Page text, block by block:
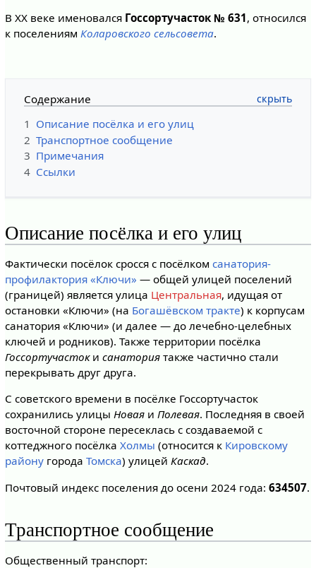
В XX веке именовался Госсортучасток № 631, относился
к поселениям Коларовского сельсовета.
Содержание
1 Описание посёлка и его улиц
2 Транспортное сообщение
3 Примечания
4 Ссылки
Описание посёлка и его улиц
Фактически посёлок сросся с посёлком санатория-
профилактория «Ключи» — общей улицей поселений
(границей) является улица Центральная, идущая от
остановки «Ключи» (на Богашёвском тракте) к корпусам
санатория «Ключи» (и далее — до лечебно-целебных
ключей и родников). Также территории посёлка
Госсортучастоки санаториятакже частично стали
перекрывать друг друга.
С советского времени в посёлке Госсортучасток
сохранились улицы Новаяи Полевая. Последняя в своей
восточной стороне пересеклась c создаваемой с
коттеджного посёлка Холмы (относится к Кировскому
районугорода Томска) улицей Каскад.
Почтовый индекс поселения до осени 2024 года: 634507.
Транспортное сообщение
Общественный транспорт: